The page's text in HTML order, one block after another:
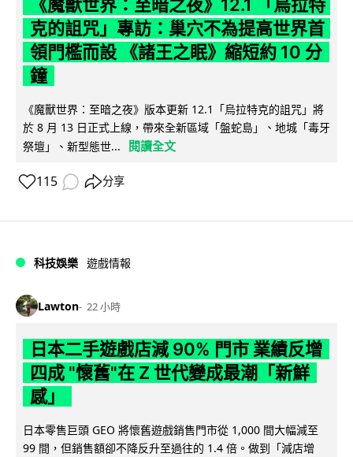
《魔獸世界：至暗之夜》12.1 「烏拉特
克的詛咒」專訪：巢穴不為提高世界首
領門檻而設 《諸王之眠》縮短約 10 分
鐘
《魔獸世界：至暗之夜》版本更新 12.1「烏拉特克的詛咒」將
於 8 月 13 日正式上線，帶來全新區域「盤蛇島」、地城「毒牙
祭壇」、新型態世...
閱讀全文
115 分享
科技娛樂 遊戲情報
Lawton 22 小時
日本二手遊戲店減 90% 門市 業績反增
四成 "懷舊"在 Z 世代變成最潮「新鮮
感」
日本零售巨頭 GEO 將懷舊遊戲銷售門市從 1,000 間大幅減至
99 間，但銷售額卻不降反升至過往的 1.4 倍。做到「減店增